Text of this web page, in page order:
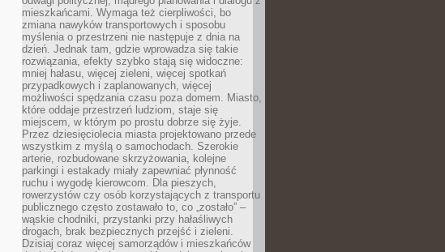
mieszkańcami. Wymaga też cierpliwości, bo
zmiana nawyków transportowych i sposobu
myślenia o przestrzeni nie następuje z dnia na
dzień. Jednak tam, gdzie wprowadza się takie
rozwiązania, efekty szybko stają się widoczne:
mniej hałasu, więcej zieleni, więcej spotkań
przypadkowych i zaplanowanych, więcej
możliwości spędzania czasu poza domem. Miasto,
które oddaje przestrzeń ludziom, staje się
miejscem, w którym po prostu dobrze się żyje.
Przez dziesięciolecia miasta projektowano przede
wszystkim z myślą o samochodach. Szerokie
arterie, rozbudowane skrzyżowania, kolejne
parkingi i estakady miały zapewniać płynność
ruchu i wygodę kierowcom. Dla pieszych,
rowerzystów czy osób korzystających z transportu
publicznego często zostawało to, co „zostało” –
wąskie chodniki, przystanki przy hałaśliwych
drogach, brak bezpiecznych przejść i zieleni.
Dzisiaj coraz więcej samorządów i mieszkańców